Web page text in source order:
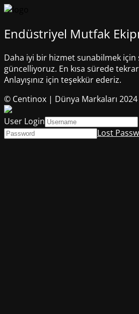
Endüstriyel Mutfak
Daha iyi bir hizmet sunabilmek için
güncelliyoruz. En kısa sürede tekrar
Anlayışınız için teşekkür ederiz.
© Centinox | Dünya Markaları 2024
User Login
Lost